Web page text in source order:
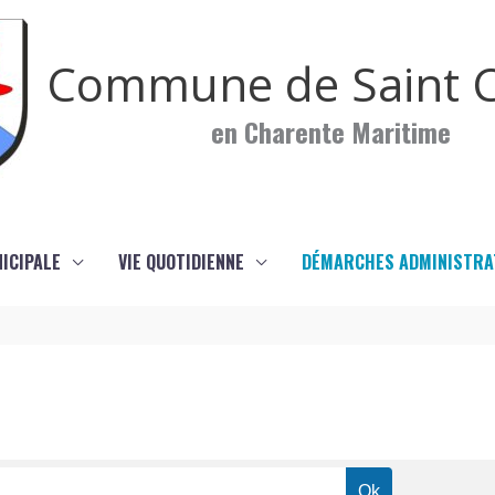
Commune de Saint
en Charente Maritime
VIE QUOTIDIENNE DÉMARCHES